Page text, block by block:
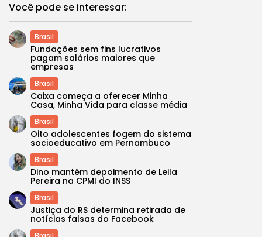
Você pode se interessar:
Brasil
Fundações sem fins lucrativos
pagam salários maiores que
empresas
Brasil
Caixa começa a oferecer Minha
Casa, Minha Vida para classe média
Brasil
Oito adolescentes fogem do sistema
socioeducativo em Pernambuco
Brasil
Dino mantém depoimento de Leila
Pereira na CPMI do INSS
Brasil
Justiça do RS determina retirada de
notícias falsas do Facebook